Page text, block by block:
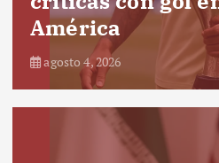
América
agosto 4, 2026